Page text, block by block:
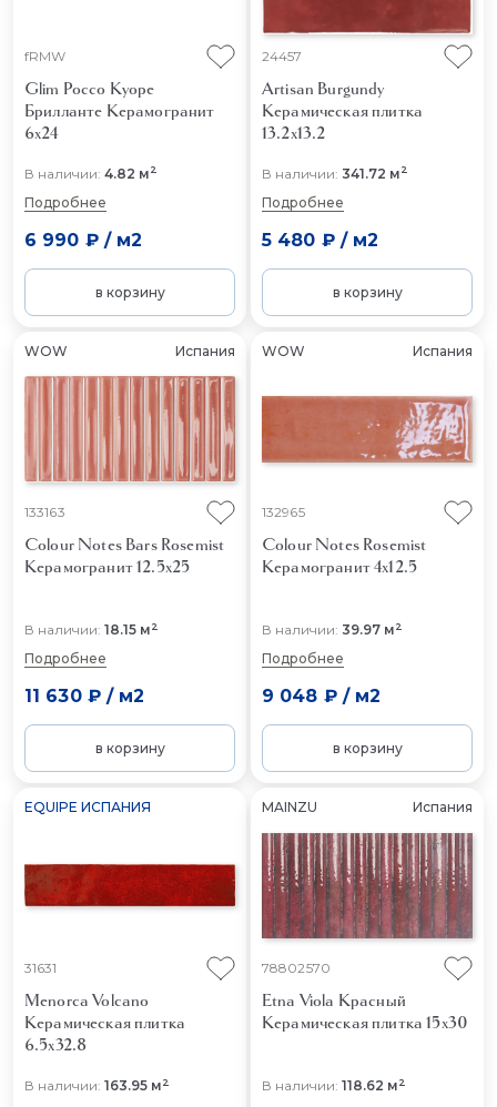
fRMW
Glim Россо Куоре
Брилланте Керамогранит
6x24
В наличии: 4.82 м2
Подробнее
6 990 ₽/ м2
в корзину
24457
Artisan Burgundy
Керамическая плитка
13.2x13.2
В наличии: 341.72 м2
Подробнее
5 480 ₽/ м2
в корзину
WOW Испания
133163
Colour Notes Bars Rosemist
Керамогранит 12.5x25
В наличии: 18.15 м2
Подробнее
11 630 ₽/ м2
в корзину
WOW Испания
132965
Colour Notes Rosemist
Керамогранит 4x12.5
В наличии: 39.97 м2
Подробнее
9 048 ₽/ м2
в корзину
EQUIPE ИСПАНИЯ
31631
Menorca Volcano
Керамическая плитка
6.5x32.8
В наличии: 163.95 м2
MAINZU Испания
78802570
Etna Viola Красный
Керамическая плитка 15x30
В наличии: 118.62 м2